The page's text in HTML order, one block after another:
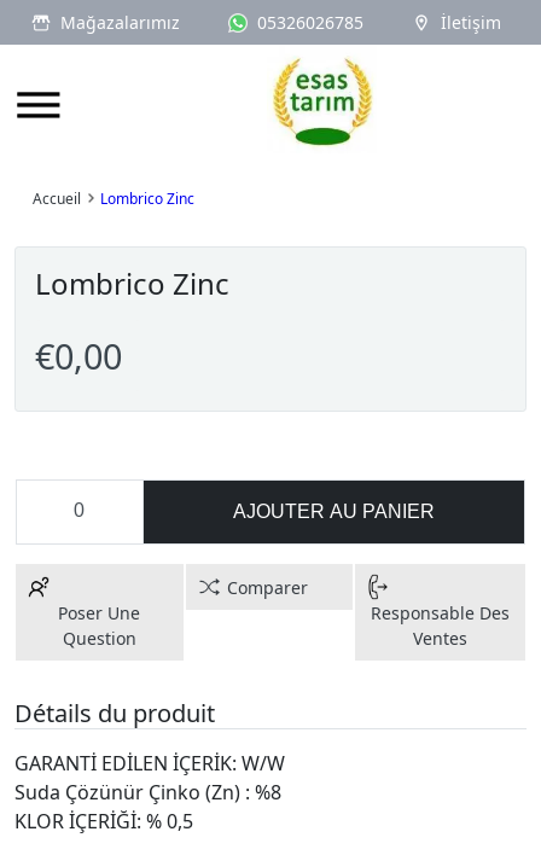
Mağazalarımız 05326026785 İletişim
Logo
Accueil Lombrico Zinc
Lombrico Zinc
€0,00
AJOUTER AU PANIER
Poser Une
Question
Comparer
Responsable Des
Ventes
Détails du produit
GARANTİ EDİLEN İÇERİK: W/W
Suda Çözünür Çinko (Zn) : %8
KLOR İÇERİĞİ: % 0,5